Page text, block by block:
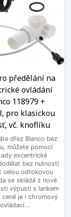
předělání na
ovládání
118979 +
pro klasickou
vč. knoflíku
dřez Blanco bez
můžete pomocí
excentrické
bez nutnosti
celou odtokovou
se skládá z nové
výpusti s lankem
ceně je i chromový
ovládací...